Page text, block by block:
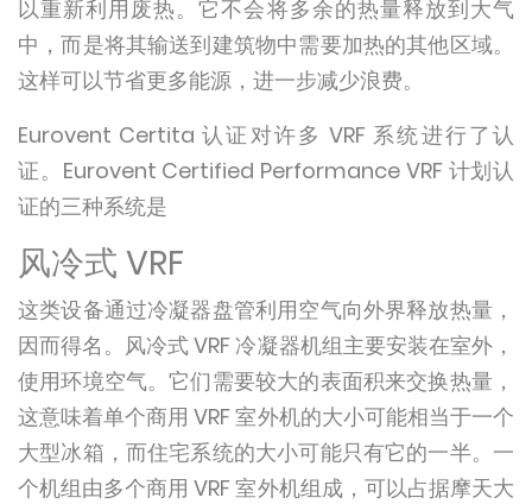
以重新利用废热。它不会将多余的热量释放到大气
中，而是将其输送到建筑物中需要加热的其他区域。
这样可以节省更多能源，进一步减少浪费。
Eurovent Certita 认证对许多 VRF 系统进行了认
证。Eurovent Certified Performance VRF 计划认
证的三种系统是
风冷式 VRF
这类设备通过冷凝器盘管利用空气向外界释放热量，
因而得名。风冷式 VRF 冷凝器机组主要安装在室外，
使用环境空气。它们需要较大的表面积来交换热量，
这意味着单个商用 VRF 室外机的大小可能相当于一个
大型冰箱，而住宅系统的大小可能只有它的一半。一
个机组由多个商用 VRF 室外机组成，可以占据摩天大